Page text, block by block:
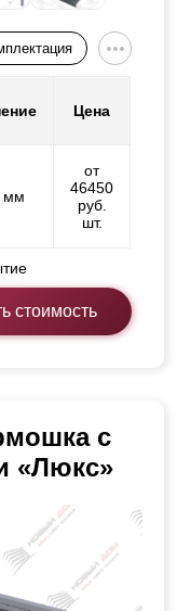
Цена
мм
от
46450
руб.
шт.
стоимость
с
«Люкс»